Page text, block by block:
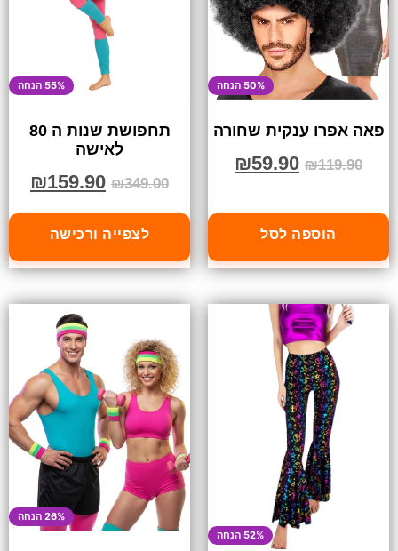
50% הנחה
פאה אפרו ענקית שחורה
₪119.90
₪59.90
הוספה לסל
55% הנחה
תחפושת שנות ה 80
לאישה
₪349.00
₪159.90
לצפייה ורכישה
52% הנחה
26% הנחה